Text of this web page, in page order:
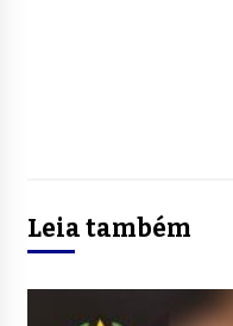
Leia também